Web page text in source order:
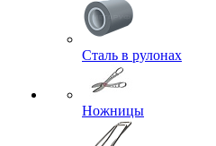
Сталь в рулонах
Ножницы